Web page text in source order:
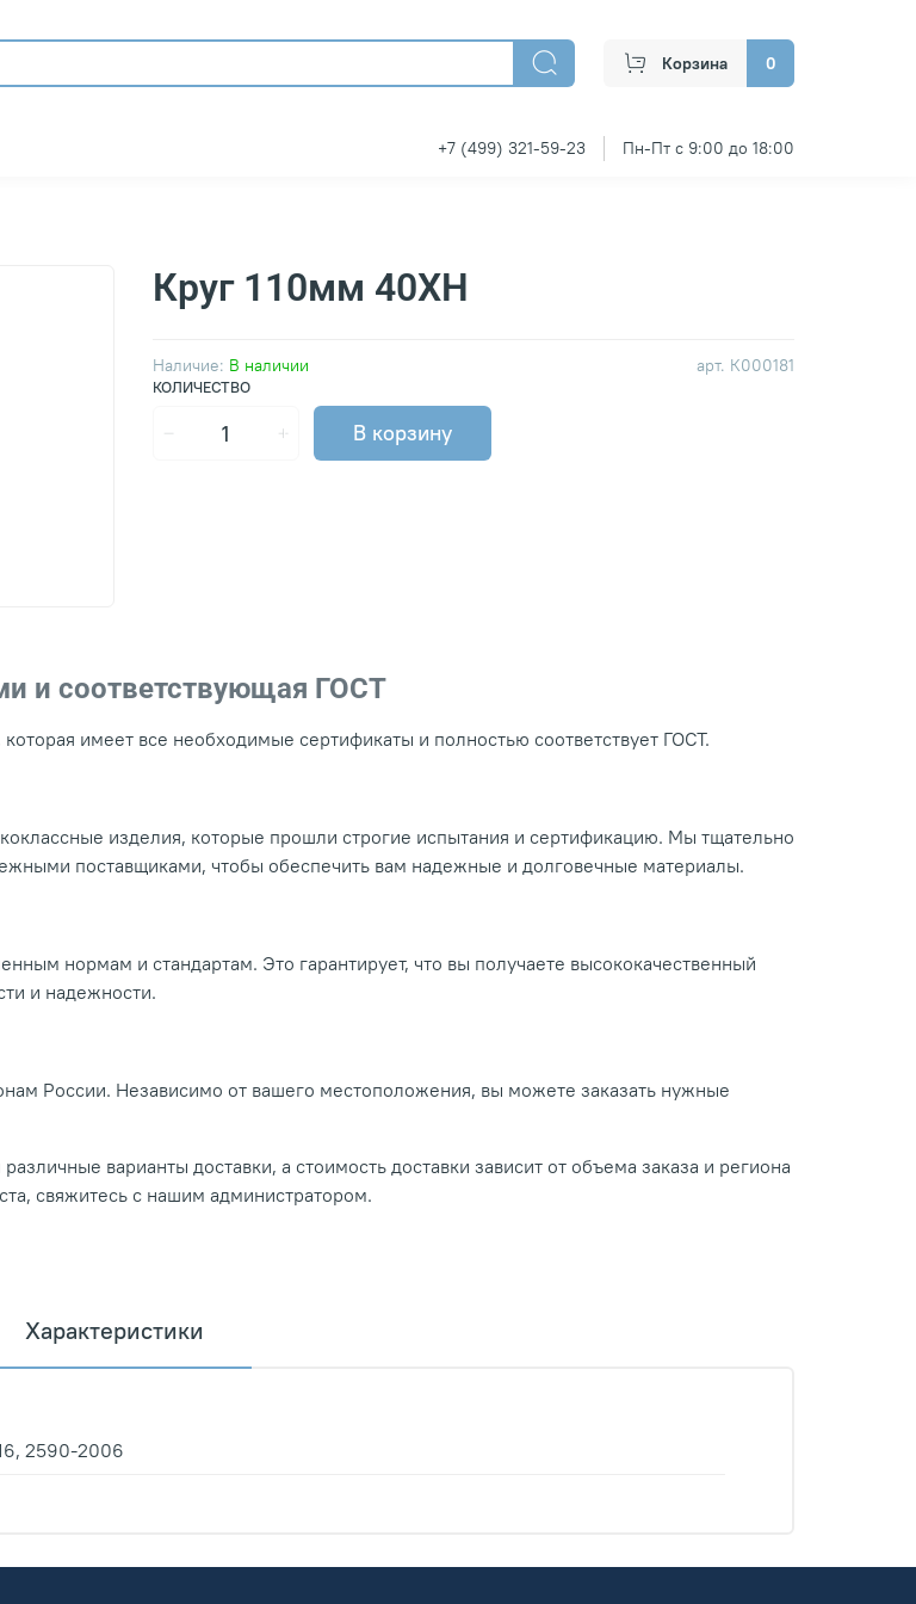
Корзина 0
+7 (499) 321-59-23 Пн-Пт с 9:00 до 18:00
арт. К000181
Наличие: В наличии
Круг 110мм 40ХН
КОЛИЧЕСТВО
В корзину
и соответствующая ГОСТ
имеет все необходимые сертификаты и полностью соответствует ГОСТ.
изделия, которые прошли строгие испытания и сертификацию. Мы тщательно
поставщиками, чтобы обеспечить вам надежные и долговечные материалы.
нормам и стандартам. Это гарантирует, что вы получаете высококачественный
и надежности.
России. Независимо от вашего местоположения, вы можете заказать нужные
варианты доставки, а стоимость доставки зависит от объема заказа и региона
свяжитесь с нашим администратором.
Характеристики
2590-2006